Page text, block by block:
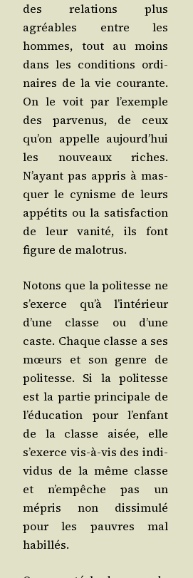
des rela­tions plus
agréables entre les
hommes, tout au moins
dans les condi­tions ordi­
naires de la vie cou­rante.
On le voit par l’exemple
des par­ve­nus, de ceux
qu’on appelle aujourd’­hui
les nou­veaux riches.
N’ayant pas appris à mas­
quer le cynisme de leurs
appé­tits ou la satis­fac­tion
de leur vani­té, ils font
figure de malotrus.
Notons que la poli­tesse ne
s’exerce qu’à l’in­té­rieur
d’une classe ou d’une
caste. Chaque classe a ses
mœurs et son genre de
poli­tesse. Si la poli­tesse
est la par­tie prin­ci­pale de
l’é­du­ca­tion pour l’en­fant
de la classe aisée, elle
s’exerce vis-à-vis des indi­
vi­dus de la même classe
et n’empêche pas un
mépris non dis­si­mu­lé
pour les pauvres mal
habillés.